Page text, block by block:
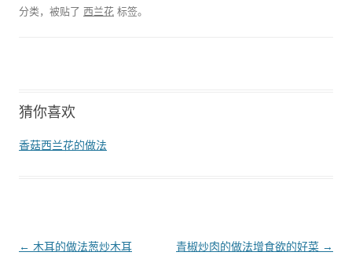
分类，被贴了 西兰花 标签。
猜你喜欢
香菇西兰花的做法
文章导航
← 木耳的做法葱炒木耳 青椒炒肉的做法增食欲的好菜 →